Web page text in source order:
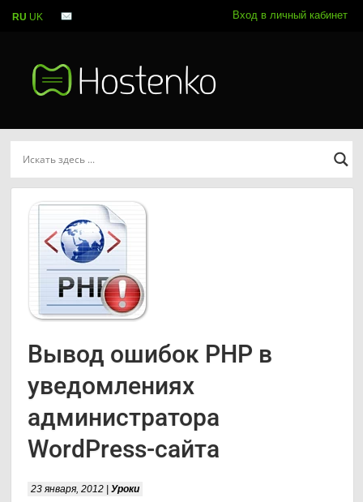
Вход в личный кабинет
Вывод ошибок PHP в
уведомлениях
администратора
WordPress-сайта
23 января, 2012 |Уроки
RU UK